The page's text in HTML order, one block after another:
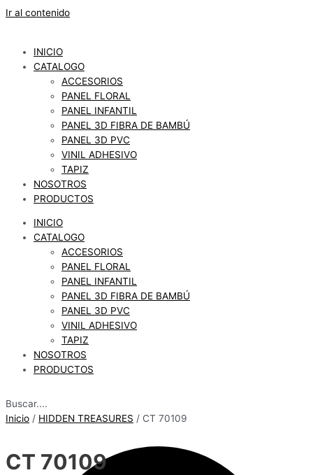
Ir al contenido
INICIO
CATALOGO
ACCESORIOS
PANEL FLORAL
PANEL INFANTIL
PANEL 3D FIBRA DE BAMBÚ
PANEL 3D PVC
VINIL ADHESIVO
TAPIZ
NOSOTROS
PRODUCTOS
INICIO
CATALOGO
ACCESORIOS
PANEL FLORAL
PANEL INFANTIL
PANEL 3D FIBRA DE BAMBÚ
PANEL 3D PVC
VINIL ADHESIVO
TAPIZ
NOSOTROS
PRODUCTOS
Buscar....
Inicio / HIDDEN TREASURES / CT 70109
CT 70109